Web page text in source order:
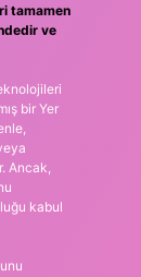
tamamen
ve
bir Yer
Ancak,
kabul